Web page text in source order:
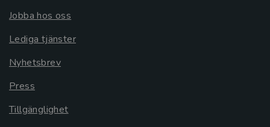
Jobba hos oss
Lediga tjänster
Nyhetsbrev
Press
Tillgänglighet